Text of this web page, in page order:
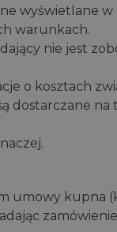
wyświetlane w
warunkach.
nie jest
o kosztach
dostarczane na
umowy kupna